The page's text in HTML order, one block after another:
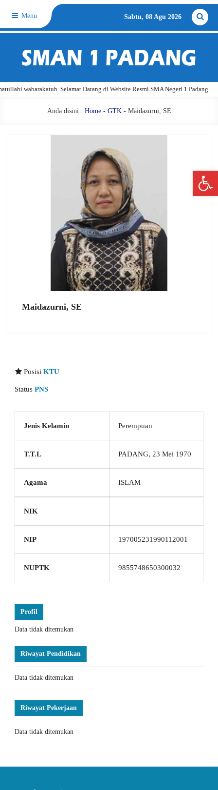
Menu Sabtu, 08 Agu 2026
wabarakatuh. Selamat Datang di Website Resmi SMA Negeri 1 Padang.
Anda disini : Home- GTK- Maidazurni, SE
Maidazurni, SE
Posisi KTU
Status PNS
Jenis Kelamin Perempuan
T.T.L PADANG, 23 Mei 1970
Agama ISLAM
NIK
NIP 197005231990112001
NUPTK 9855748650300032
Profil
Data tidak ditemukan
Riwayat Pendidikan
Data tidak ditemukan
Riwayat Pekerjaan
Data tidak ditemukan